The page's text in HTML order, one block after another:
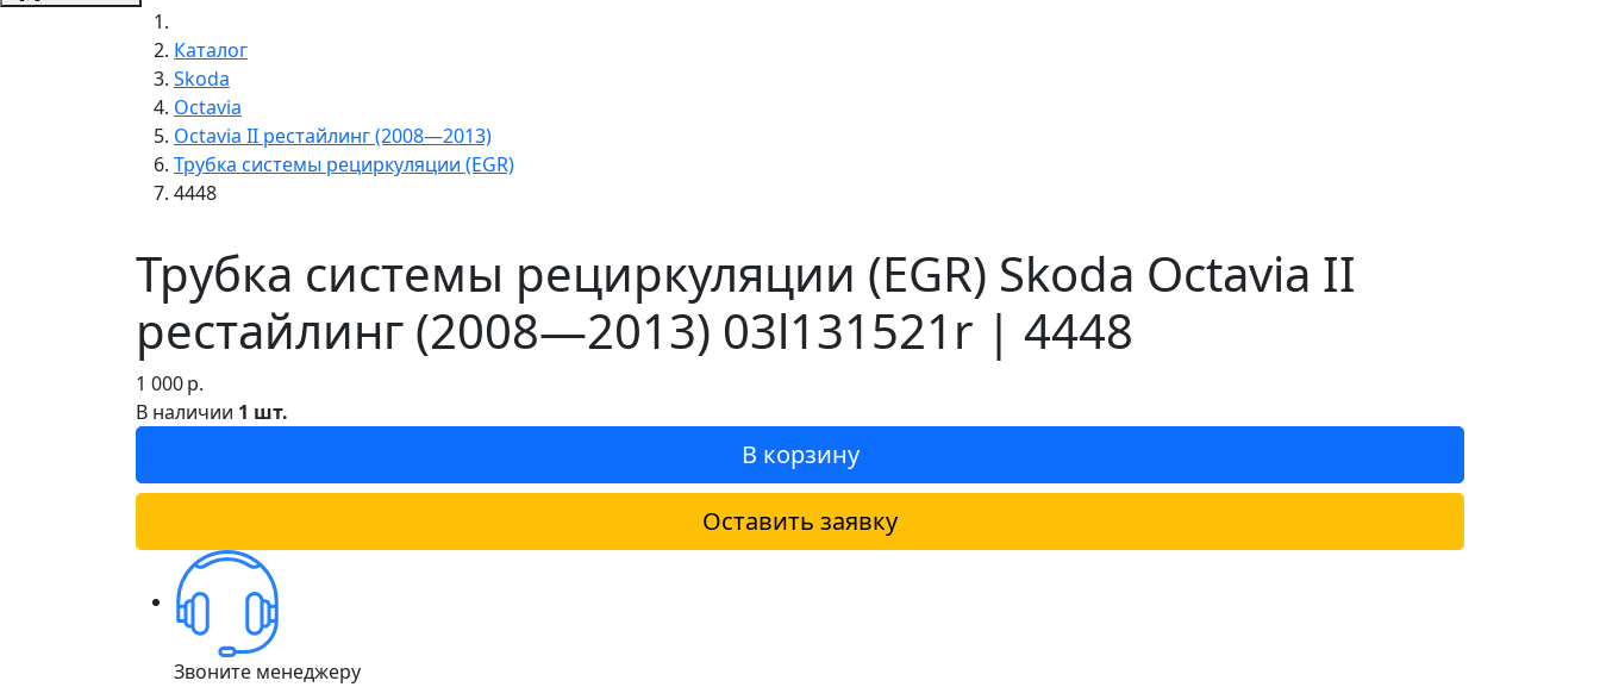
Каталог
Skoda
Octavia
Octavia II рестайлинг (2008—2013)
Трубка системы рециркуляции (EGR)
4448
Трубка системы рециркуляции (EGR) Skoda Octavia II
рестайлинг (2008—2013) 03l131521r | 4448
1 000р.
В наличии 1 шт.
В корзину
Оставить заявку
Звоните менеджеру